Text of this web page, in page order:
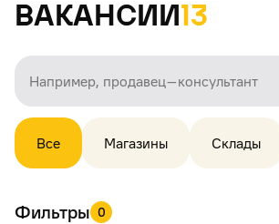
Вакансии13
Все Магазины Склады
Фильтры 0